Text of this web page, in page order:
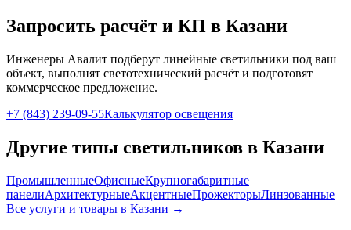
Запросить расчёт и КП в Казани
Инженеры Авалит подберут линейные светильники под ваш
объект, выполнят светотехнический расчёт и подготовят
коммерческое предложение.
+7 (843) 239-09-55Калькулятор освещения
Другие типы светильников в Казани
ПромышленныеОфисныеКрупногабаритные
панелиАрхитектурныеАкцентныеПрожекторыЛинзованные
Все услуги и товары в Казани →